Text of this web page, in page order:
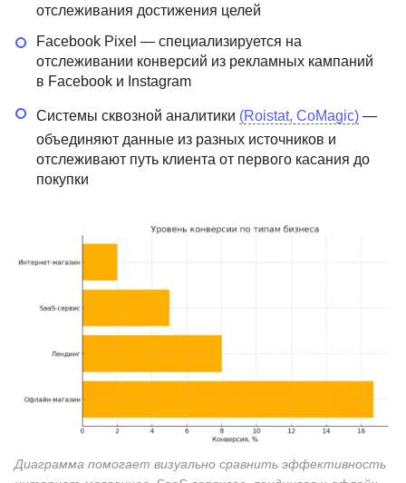
отслеживания достижения целей
Facebook Pixel — специализируется на
отслеживании конверсий из рекламных кампаний
в Facebook и Instagram
Системы сквозной аналитики (Roistat, CoMagic) —
объединяют данные из разных источников и
отслеживают путь клиента от первого касания до
покупки
Диаграмма помогает визуально сравнить эффективность